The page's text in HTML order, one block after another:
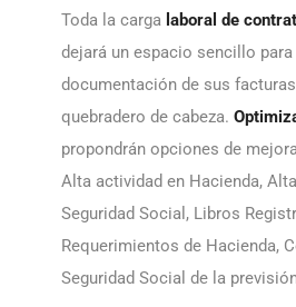
Toda la carga laboral de
dejará un espacio sencillo
documentación de sus
quebradero de cabeza.
propondrán opciones de
Alta actividad en Hacienda,
Seguridad Social, Libros
Requerimientos de Hacienda,
Seguridad Social de la